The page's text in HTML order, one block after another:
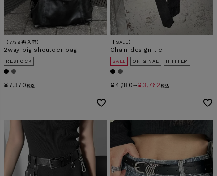
【7/29再入荷】
2way big shoulder bag
RESTOCK
¥ 7,370 税込
【SALE】
Chain design tie
SALE ORIGINAL HITITEM
¥4,180 → ¥ 3,762 税込